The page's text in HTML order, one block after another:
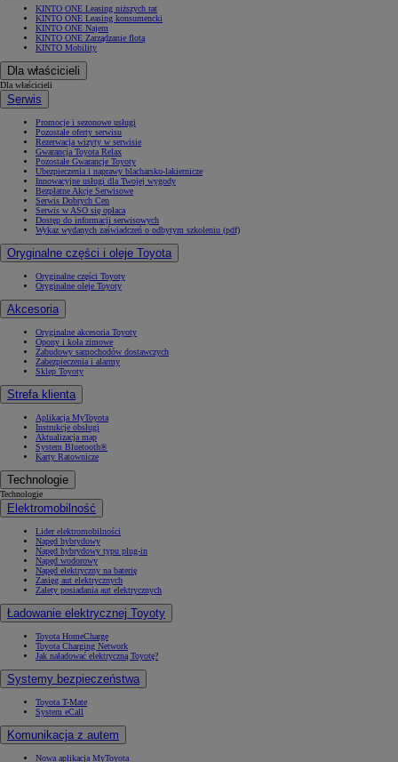
KINTO ONE Leasing niższych rat
KINTO ONE Leasing konsumencki
KINTO ONE Najem
KINTO ONE Zarządzanie flotą
KINTO Mobility
Dla właścicieli
Dla właścicieli
Serwis
Promocje i sezonowe usługi
Pozostałe oferty serwisu
Rezerwacja wizyty w serwisie
Gwarancja Toyota Relax
Pozostałe Gwarancje Toyoty
Ubezpieczenia i naprawy blacharsko-lakiernicze
Innowacyjne usługi dla Twojej wygody
Bezpłatne Akcje Serwisowe
Serwis Dobrych Cen
Serwis w ASO się opłaca
Dostęp do informacji serwisowych
Wykaz wydanych zaświadczeń o odbytym szkoleniu (pdf)
Oryginalne części i oleje Toyota
Oryginalne części Toyoty
Oryginalne oleje Toyoty
Akcesoria
Oryginalne akcesoria Toyoty
Opony i koła zimowe
Zabudowy samochodów dostawczych
Zabezpieczenia i alarmy
Sklep Toyoty
Strefa klienta
Aplikacja MyToyota
Instrukcje obsługi
Aktualizacja map
System Bluetooth®
Karty Ratownicze
Technologie
Technologie
Elektromobilność
Lider elektromobilności
Napęd hybrydowy
Napęd hybrydowy typu plug-in
Napęd wodorowy
Napęd elektryczny na baterię
Zasięg aut elektrycznych
Zalety posiadania aut elektrycznych
Ładowanie elektrycznej Toyoty
Toyota HomeCharge
Toyota Charging Network
Jak naładować elektryczną Toyotę?
Systemy bezpieczeństwa
Toyota T-Mate
System eCall
Komunikacja z autem
Nowa aplikacja MyToyota